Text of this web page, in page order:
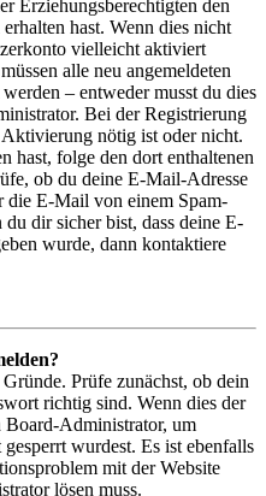
Erziehungsberechtigten den
hast. Wenn dies nicht
vielleicht aktiviert
alle neu angemeldeten
– entweder musst du dies
Bei der Registrierung
nötig ist oder nicht.
hast, folge den dort enthaltenen
ob du deine E-Mail-Adresse
die E-Mail von einem Spam-
dir sicher bist, dass deine E-
wurde, dann kontaktiere
Prüfe zunächst, ob dein
richtig sind. Wenn dies der
Board-Administrator, um
wurdest. Es ist ebenfalls
mit der Website
lösen muss.